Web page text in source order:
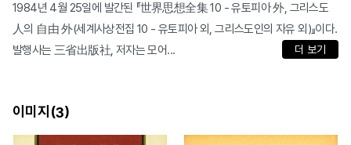
1984년 4월 25일에 발간된 『世界思想全集 10 - 유토피아 外, 그리스도
人의 自由 外(세계사상전집 10 - 유토피아 외, 그리스도인의 자유 외)』이다.
발행사는 三省出版社, 저자는 모어...
더 보기
이미지(3)